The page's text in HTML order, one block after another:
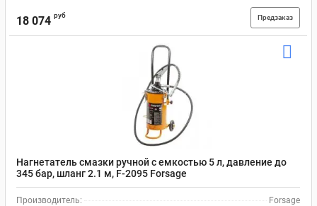
18 074 руб Предзаказ
Нагнетатель смазки ручной с емкостью 5 л, давление до
345 бар, шланг 2.1 м, F-2095 Forsage
Производитель:
Forsage